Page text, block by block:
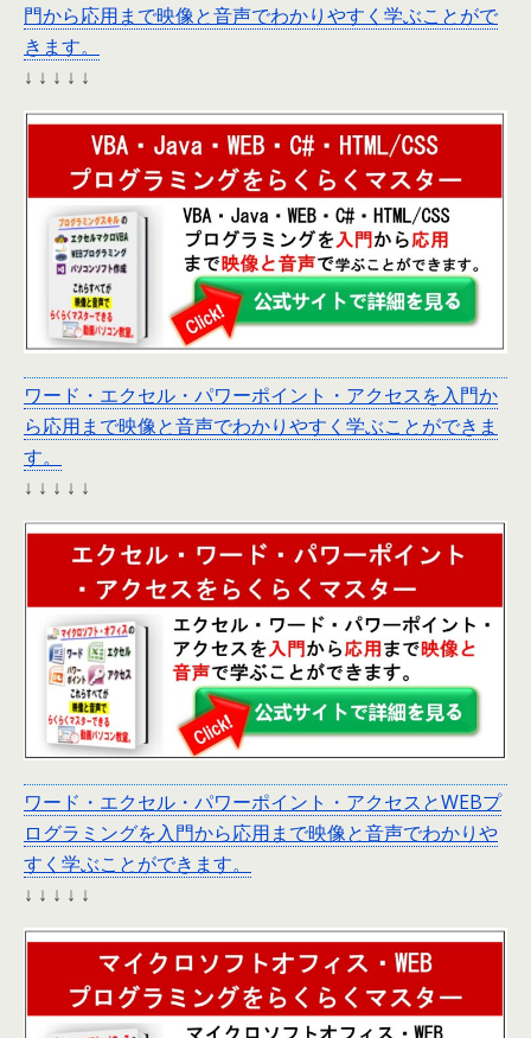
門から応用まで映像と音声でわかりやすく学ぶことがで
きます。
↓ ↓ ↓ ↓ ↓
ワード・エクセル・パワーポイント・アクセスを入門か
ら応用まで映像と音声でわかりやすく学ぶことができま
す。
↓ ↓ ↓ ↓ ↓
ワード・エクセル・パワーポイント・アクセスとWEBプ
ログラミングを入門から応用まで映像と音声でわかりや
すく学ぶことができます。
↓ ↓ ↓ ↓ ↓